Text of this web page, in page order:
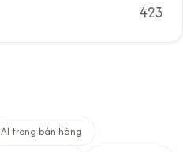
423
AI trong bán hàng